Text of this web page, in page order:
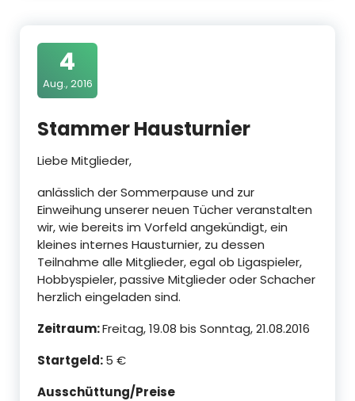
4
Aug., 2016
Stammer Hausturnier
Liebe Mitglieder,
anlässlich der Sommerpause und zur
Einweihung unserer neuen Tücher veranstalten
wir, wie bereits im Vorfeld angekündigt, ein
kleines internes Hausturnier, zu dessen
Teilnahme alle Mitglieder, egal ob Ligaspieler,
Hobbyspieler, passive Mitglieder oder Schacher
herzlich eingeladen sind.
Zeitraum:Freitag, 19.08 bis Sonntag, 21.08.2016
Startgeld:5 €
Ausschüttung/Preise